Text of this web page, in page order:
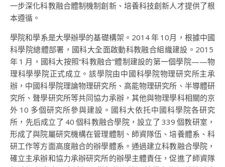
一步深化科教融合體制機制創新、培養科技創新人才提供了根
本遵循。
學院和學系是大學辦學的基礎構架。2014 年 10月，根據中國
科學院總體部署，國科大全面啟動科教融合組織建設。2015
年 1 月，國科大按照“科教融合”體制建設的第一個學院——物
理科學學院正式成立。該學院由中國科學院物理研究所主承
辦，中國科學院理論物理研究所、高能物理研究所、半導體研
究所、聲學研究所等共同協力承辦，其他與物理學科相關的京
外 10 多個研究所參與建設。國科大依托中國科學院各研究
所，先后成立了 40 個科教融合學院，設立了 339 個教研室，
形成了與院屬研究機構在管理體制、師資隊伍、培養體系、科
研工作等方面高度融合的辦學體系。通過建立科教融合學院，
確立主承辦和協力承辦研究所的辦學主體責任，促進了師資隊